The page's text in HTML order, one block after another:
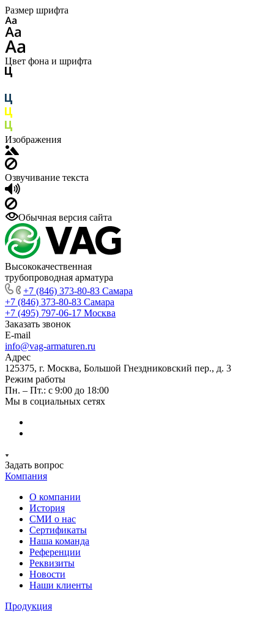
Размер шрифта
Цвет фона и шрифта
Изображения
Озвучивание текста
Обычная версия сайта
Высококачественная
трубопроводная арматура
+7 (846) 373-80-83 Самара
+7 (846) 373-80-83 Самара
+7 (495) 797-06-17 Москва
Заказать звонок
E-mail
info@vag-armaturen.ru
Адрес
125375, г. Москва, Большой Гнездниковский пер., д. 3
Режим работы
Пн. – Пт.: с 9:00 до 18:00
Мы в социальных сетях
Задать вопрос
Компания
О компании
История
СМИ о нас
Cертификаты
Наша команда
Референции
Реквизиты
Новости
Наши клиенты
Продукция